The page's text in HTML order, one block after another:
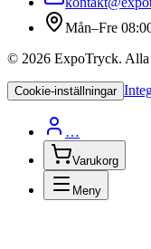
Mån–Fre
© 2026 ExpoTryck. Alla
Cookie-inställningar
…
Varukorg
Meny